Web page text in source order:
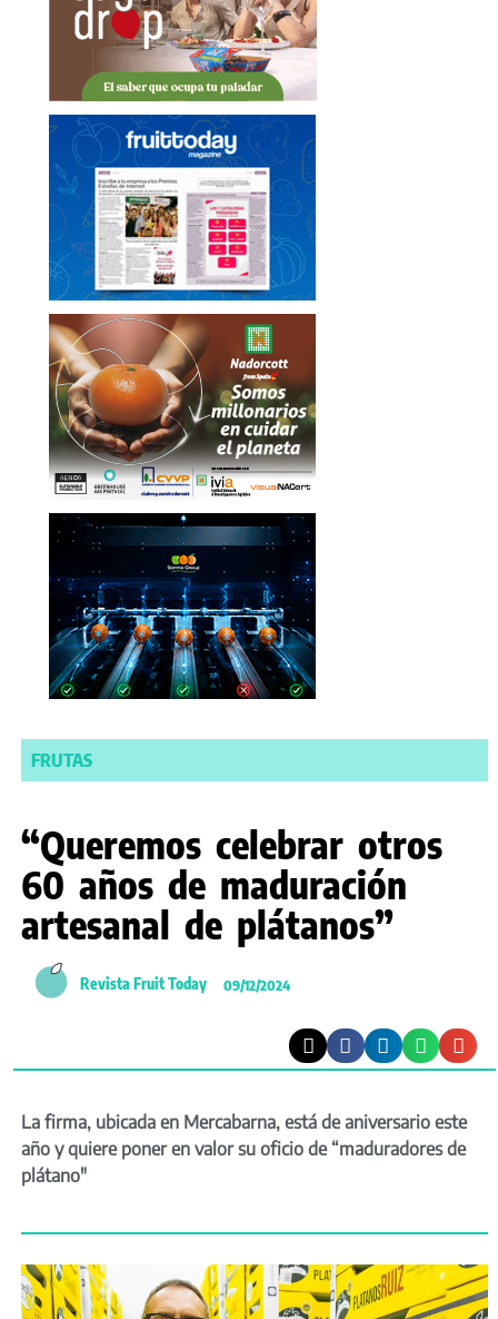
FRUTAS
“Queremos celebrar otros
60 años de maduración
artesanal de plátanos”
Revista Fruit Today 09/12/2024
La firma, ubicada en Mercabarna, está de aniversario este
año y quiere poner en valor su oficio de “maduradores de
plátano"